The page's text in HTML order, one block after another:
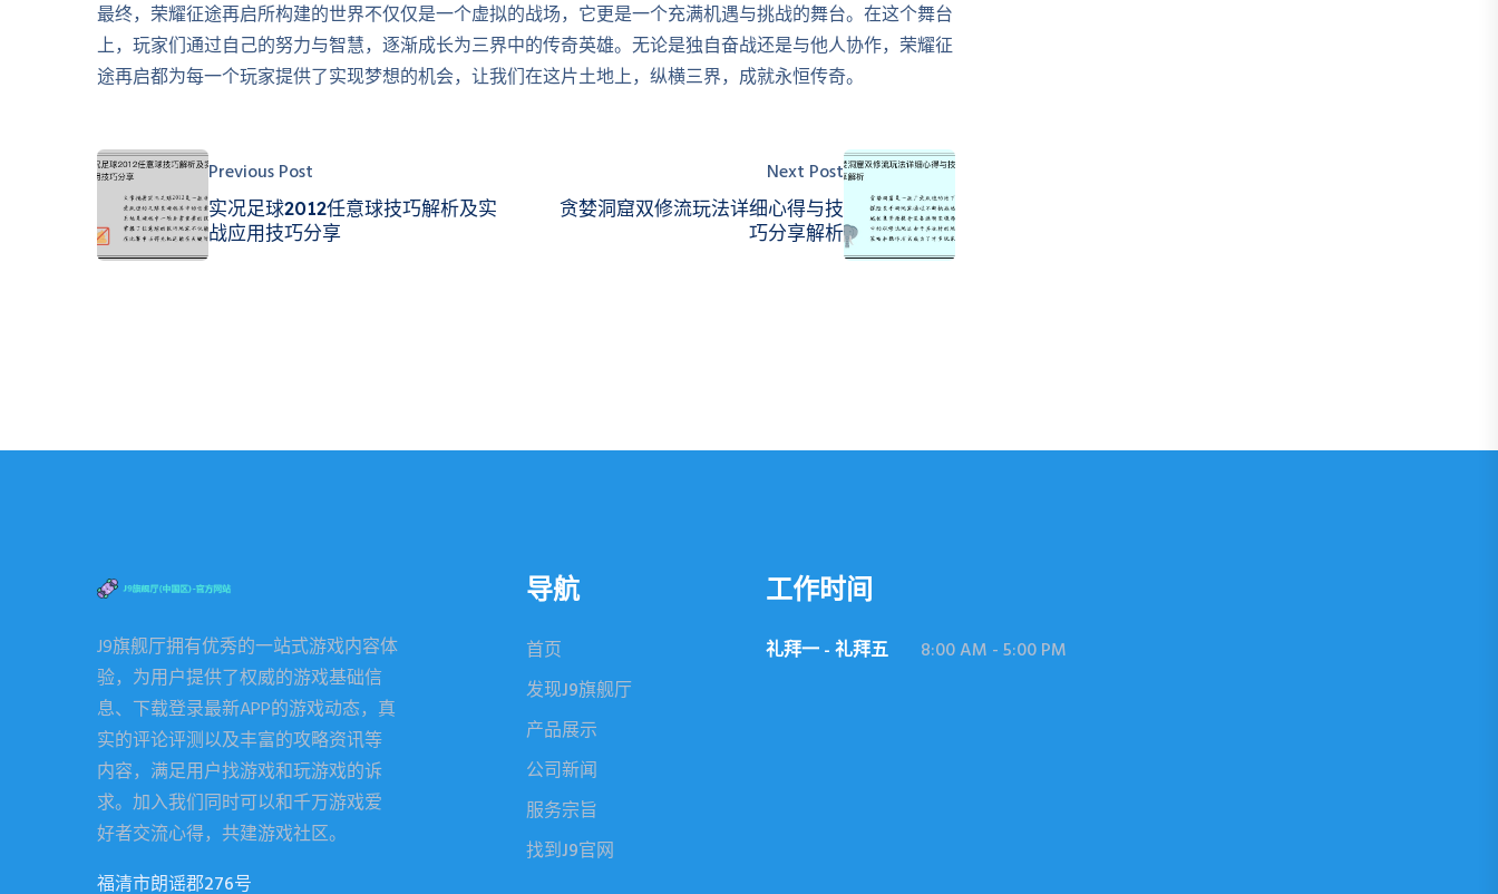
最终，荣耀征途再启所构建的世界不仅仅是一个虚拟的战场，它更是一个充满机遇与挑战的舞台。在这个舞台
上，玩家们通过自己的努力与智慧，逐渐成长为三界中的传奇英雄。无论是独自奋战还是与他人协作，荣耀征
途再启都为每一个玩家提供了实现梦想的机会，让我们在这片土地上，纵横三界，成就永恒传奇。
Previous Post
实况足球2012任意球技巧解析及实
战应用技巧分享
Next Post
贪婪洞窟双修流玩法详细心得与技
巧分享解析
J9旗舰厅拥有优秀的一站式游戏内容体
验，为用户提供了权威的游戏基础信
息、下载登录最新APP的游戏动态，真
实的评论评测以及丰富的攻略资讯等
内容，满足用户找游戏和玩游戏的诉
求。加入我们同时可以和千万游戏爱
好者交流心得，共建游戏社区。
福清市朗谣郡276号
导航
首页
发现J9旗舰厅
产品展示
公司新闻
服务宗旨
找到J9官网
工作时间
礼拜一 - 礼拜五 8:00 AM - 5:00 PM